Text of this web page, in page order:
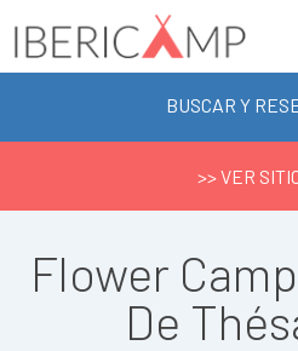
BUSCAR Y
>> VER
Flower
De